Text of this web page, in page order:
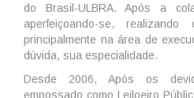
do Brasil-ULBRA. Após a
aperfeiçoando-se,
principalmente na área de
dúvida, sua especialidade.
Desde 2006, Após os
empossado como Leiloeiro